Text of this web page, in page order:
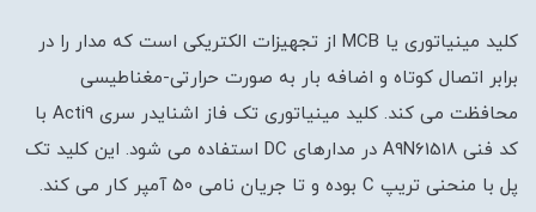
کلید مینیاتوری یا MCB از تجهیزات الکتریکی است که مدار را در
برابر اتصال کوتاه و اضافه بار به صورت حرارتی-مغناطیسی
محافظت می کند. کلید مینیاتوری تک فاز اشنایدر سری Acti9 با
کد فنی A9N61518 در مدارهای DC استفاده می شود. این کلید تک
پل با منحنی تریپ C بوده و تا جریان نامی 50 آمپر کار می کند.